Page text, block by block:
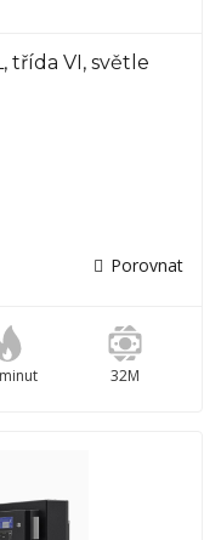
třída VI, světle
Porovnat
32M